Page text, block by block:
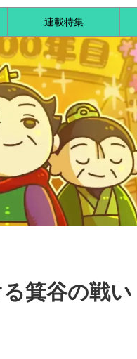
連載特集
箕谷の戦い